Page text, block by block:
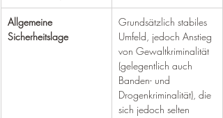
Allgemeine
Sicherheitslage
Grundsätzlich stabiles
Umfeld, jedoch Anstieg
von Gewaltkriminalität
(gelegentlich auch
Banden- und
Drogenkriminalität), die
sich jedoch selten